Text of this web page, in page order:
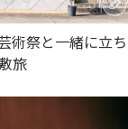
術祭と一緒に立ち
旅